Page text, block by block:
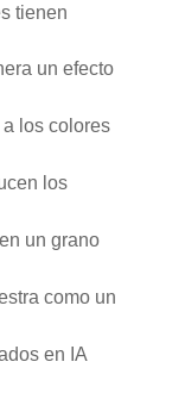
tienen
un efecto
los colores
los
un grano
como un
en IA